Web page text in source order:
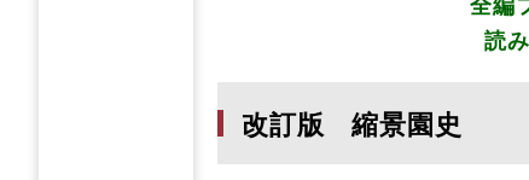
読
改訂版 縮景園史